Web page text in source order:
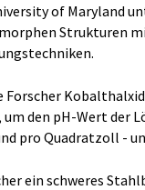
of Maryland
Strukturen
den pH-Wert der
pro Quadratzoll -
ein schweres